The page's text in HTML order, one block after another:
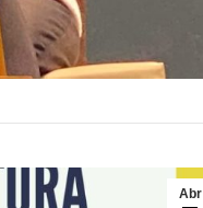
Abr